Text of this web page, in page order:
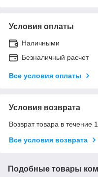
Условия оплаты
Наличными
Безналичный расчет
Все условия оплаты
Условия возврата
Возврат товара в течение
Все условия возврата
Подобные товары